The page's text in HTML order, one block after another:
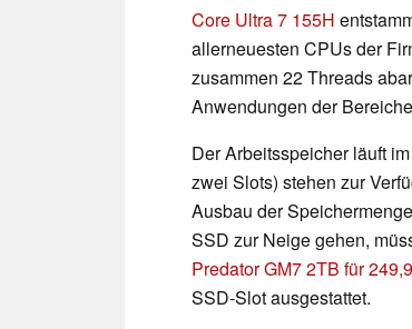
Core Ultra 7 155H
allerneuesten CPUs der
zusammen 22 Threads
Anwendungen der
Der Arbeitsspeicher läuft
zwei Slots) stehen zur
Ausbau der
SSD zur Neige gehen,
Predator GM7 2TB für
SSD-Slot ausgestattet.